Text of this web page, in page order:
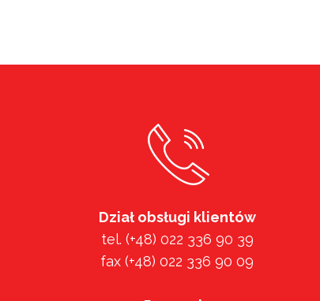
Dział obsługi klientów
tel. (+48) 022 336 90 39
fax (+48) 022 336 90 09